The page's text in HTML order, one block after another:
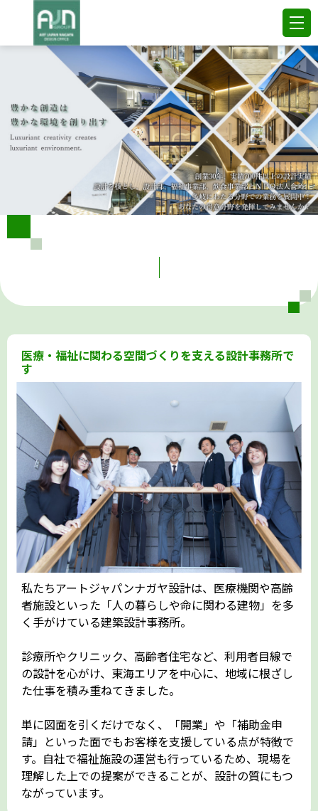
医療・福祉に関わる空間づくりを支える設計事務所で
す
私たちアートジャパンナガヤ設計は、医療機関や高齢
者施設といった「人の暮らしや命に関わる建物」を多
く手がけている建築設計事務所。
診療所やクリニック、高齢者住宅など、利用者目線で
の設計を心がけ、東海エリアを中心に、地域に根ざし
た仕事を積み重ねてきました。
単に図面を引くだけでなく、「開業」や「補助金申
請」といった面でもお客様を支援している点が特徴で
す。自社で福祉施設の運営も行っているため、現場を
理解した上での提案ができることが、設計の質にもつ
ながっています。